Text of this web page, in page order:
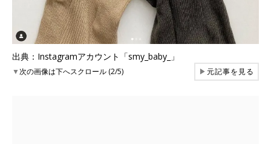
出典：Instagramアカウント「smy_baby_」
▼次の画像は下へスクロール (2/5) ▶元記事を見る